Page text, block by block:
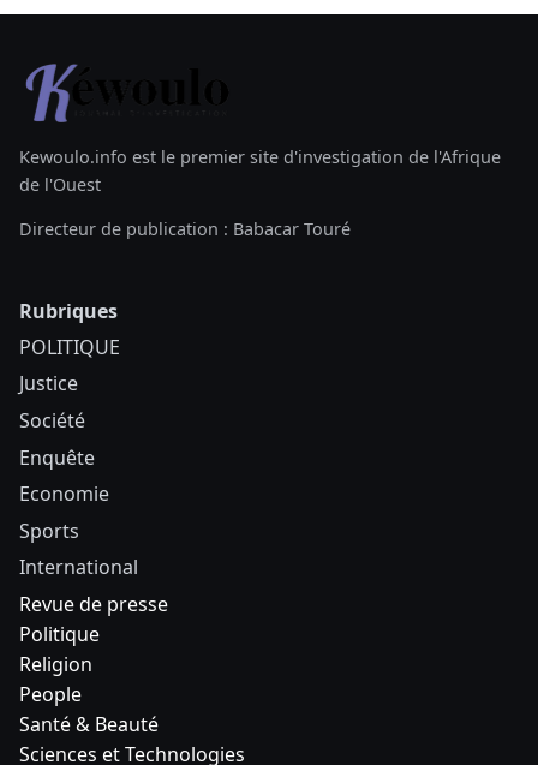
Kewoulo.info est le premier site d'investigation de l'Afrique
de l'Ouest
Directeur de publication : Babacar Touré
Rubriques
POLITIQUE
Justice
Société
Enquête
Economie
Sports
International
Revue de presse
Politique
Religion
People
Santé & Beauté
Sciences et Technologies